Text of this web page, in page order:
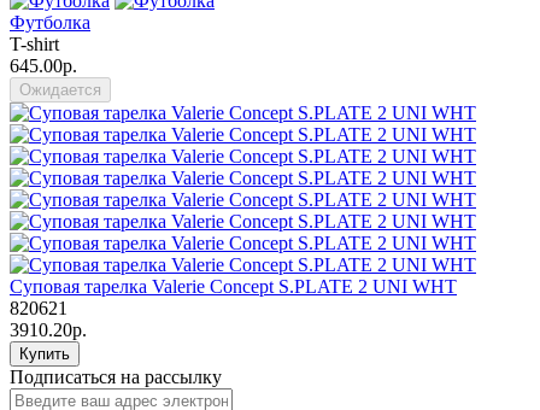
Футболка
T-shirt
645.00р.
Ожидается
Суповая тарелка Valerie Concept S.PLATE 2 UNI WHT
820621
3910.20р.
Купить
Подписаться на рассылку